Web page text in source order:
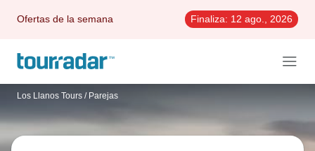
Ofertas de la semana Finaliza: 12 ago., 2026
Los Llanos Tours / Parejas